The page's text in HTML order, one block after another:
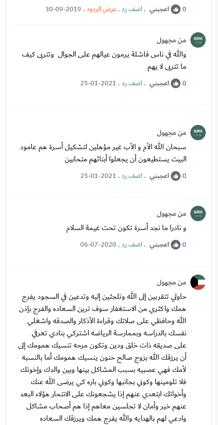
0 اعجبني .اضف رد.عرض الردود.
30-09-2019
من مجهول
والله في ناس فاشلة يرمون عيالهم على الجوال وتتربى كيف
ما تتربى لا يهم
0 اعجبني .اضف رد.
25-01-2021
من مجهول
سبحان الله الأم و الأب غير مؤهلين لتشكيل أسرة هم عامود
البيت يستطيعون أن يجعلوا أبنائهم متحابين
0 اعجبني .اضف رد.
25-01-2021
من مجهول
و نادرا ما نجد أسرة تكون تحت غيمة السلام
0 اعجبني .اضف رد.
06-07-2020
من مجهول
حاولي تتقربين إلى الله وتلجئين إليه وتدعين في السجود يفرج
همك واكثري من الاستغفار سوف ترين السعاده والفرج بإذن
الله وحافظي على صلاتك وقراءة الأذكار والصدقه واشغلي
نفسك بالدراسه وبممارسة الرياضه اشتركي بنادي تعرفي
على صديقه ذات خلق ودين وتكون مرحه تنسيك همومك إلى
أن يرزقك الله بزوج صالح حنون ينسيك همومك أما بالنسبه
لأمك فهي عصبيه بسبب المشاكل بينها وبين والدك وإخوتك
فلا تلومينها وكوني بجانبها وكوني باره كي يرضى الله عنك
وأخواتك ابتعدي عنهم إذا يشجعونك على الانتحار هؤلاء البعد
عنهم خير وأمان لا تجلسين معاهم إذا هم أصحاب مشاكل
وادعي لهم بالهدايه والله يفرج همك ويرزقك السعاده